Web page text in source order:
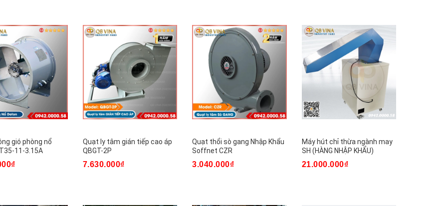
gió phòng nổ
11-3.15A
Quạt ly tâm gián tiếp cao áp
QBGT-2P
7.630.000₫
Quạt thổi sò gang Nhập Khẩu
Soffnet CZR
3.040.000₫
Máy hút chỉ thừa ngành may
SH (HÀNG NHẬP KHẨU)
21.000.000₫